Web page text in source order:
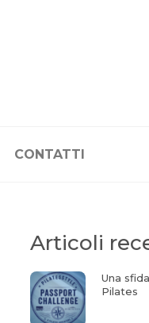
CONTATTI
Articoli
Una
Pilates